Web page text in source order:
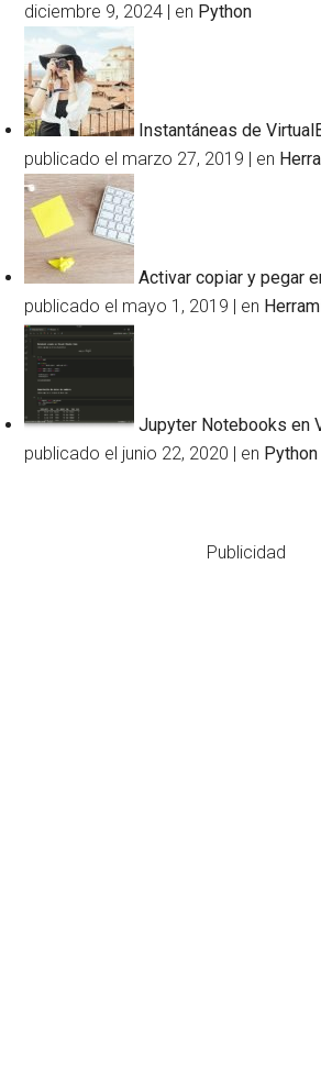
diciembre 9, 2024
en Python
Instantáneas de
publicado el marzo 27, 2019
en
Activar copiar y pegar
publicado el mayo 1, 2019
en
Jupyter Notebooks en
publicado el junio 22, 2020
en Python
Publicidad